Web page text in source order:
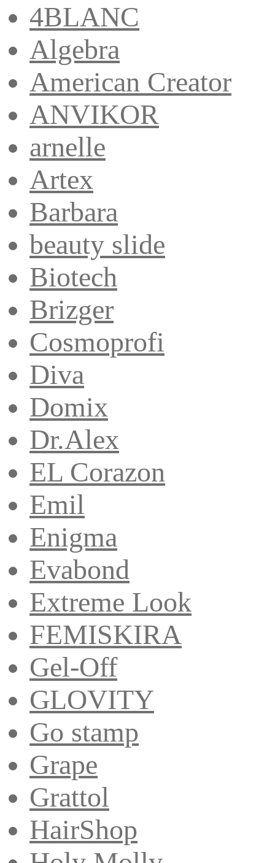
4BLANC
Algebra
American Creator
ANVIKOR
arnelle
Artex
Barbara
beauty slide
Biotech
Brizger
Cosmoprofi
Diva
Domix
Dr.Alex
EL Corazon
Emil
Enigma
Evabond
Extreme Look
FEMISKIRA
Gel-Off
GLOVITY
Go stamp
Grape
Grattol
HairShop